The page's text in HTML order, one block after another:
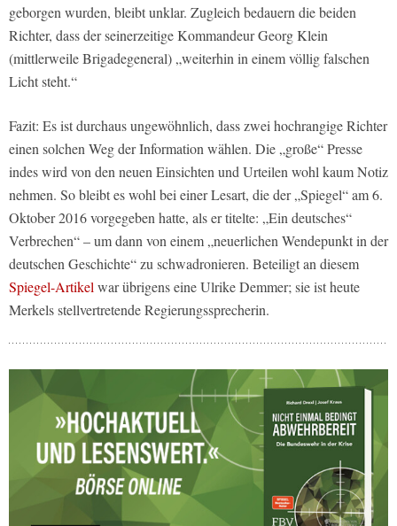
geborgen wurden, bleibt unklar. Zugleich bedauern die beiden
Richter, dass der seinerzeitige Kommandeur Georg Klein
(mittlerweile Brigadegeneral) „weiterhin in einem völlig falschen
Licht steht.“
Fazit: Es ist durchaus ungewöhnlich, dass zwei hochrangige Richter
einen solchen Weg der Information wählen. Die „große“ Presse
indes wird von den neuen Einsichten und Urteilen wohl kaum Notiz
nehmen. So bleibt es wohl bei einer Lesart, die der „Spiegel“ am 6.
Oktober 2016 vorgegeben hatte, als er titelte: „Ein deutsches“
Verbrechen“ – um dann von einem „neuerlichen Wendepunkt in der
deutschen Geschichte“ zu schwadronieren. Beteiligt an diesem
Spiegel-Artikel war übrigens eine Ulrike Demmer; sie ist heute
Merkels stellvertretende Regierungssprecherin.